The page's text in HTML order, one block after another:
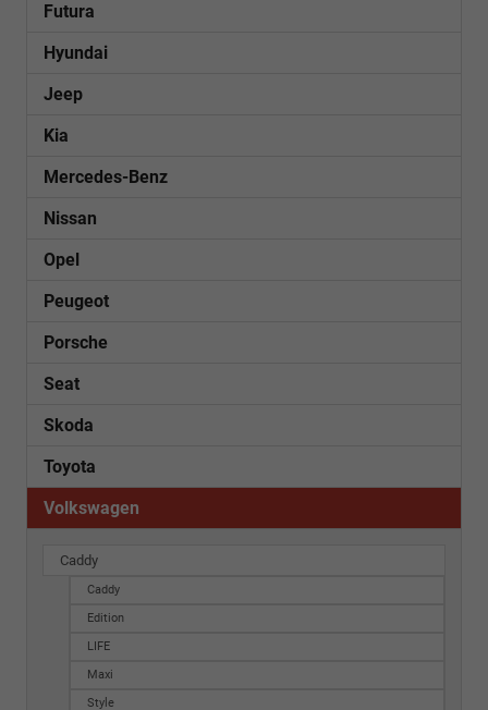
Futura
Hyundai
Jeep
Kia
Mercedes-Benz
Nissan
Opel
Peugeot
Porsche
Seat
Skoda
Toyota
Volkswagen
Caddy
Caddy
Edition
LIFE
Maxi
Style